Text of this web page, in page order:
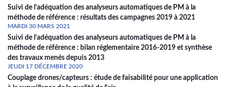
Suivi de l’adéquation des analyseurs automatiques de PM à la
méthode de référence : résultats des campagnes 2019 à 2021
MARDI 30 MARS 2021
Suivi de l’adéquation des analyseurs automatiques de PM à la
méthode de référence : bilan réglementaire 2016-2019 et synthèse
des travaux menés depuis 2013
JEUDI 17 DÉCEMBRE 2020
Couplage drones/capteurs : étude de faisabilité pour une application